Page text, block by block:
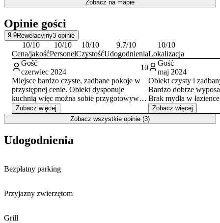
stadionu Tarczyński Arena. Umożliwia także sprawną komunikację
znajdują się najważniejsze atrakcje, takie jak historyczny
Głównyi Ostrów Tumski. Warto również wybrać się na
poszukiwanie Wrocławskich Krasnali, odwiedzić wrocławskie Zoo
lub podziwiać panoramę miasta z punktu widokowego w Sky
Tower.
Zobacz na mapie
Opinie gości
9.9Rewelacyjny3 opinie
10/10
Cena/jakość
10/10
Personel
10/10
Czystość
9.7/10
Udogodnienia
10/10
Lokalizacja
Gość
czerwiec 2024
10
Miejsce bardzo czyste, zadbane pokoje w
przystępnej cenie. Obiekt dysponuje
kuchnią więc można sobie przygotowywać
posiłki. Okolica spokojna, cicha,
bezpieczna. Przyjechałam samochodem i
nie było problemu z parkowaniem, bo przy
dostępny w razie potrzeby 24 h na dobę
Zobacz więcej
Gość
maj 2024
Obiekt czysty i
Bardzo dobrze
Brak mydła w
Zobacz więcej
Zobacz wszystkie opinie (3)
Udogodnienia
Bezpłatny parking
Przyjazny zwierzętom
Grill